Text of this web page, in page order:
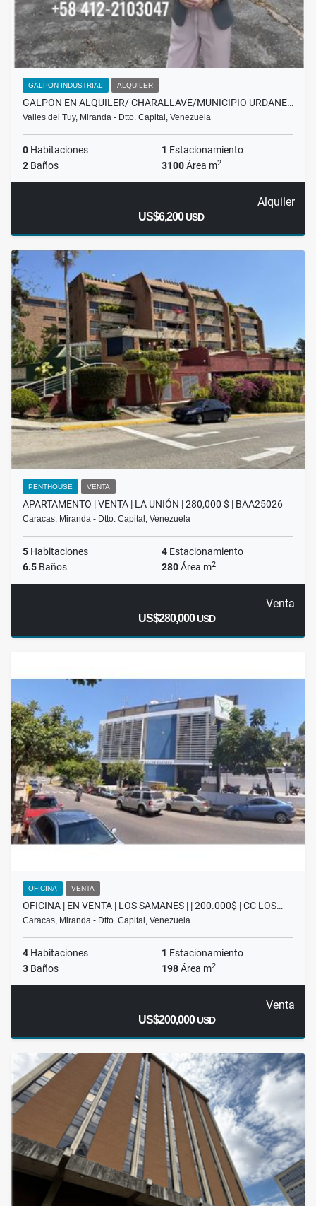
GALPON INDUSTRIAL ALQUILER
GALPON EN ALQUILER/ CHARALLAVE/MUNICIPIO URDANE…
Valles del Tuy, Miranda - Dtto. Capital, Venezuela
0 Habitaciones 1 Estacionamiento
2 Baños 3100Área m2
Alquiler
US$6,200USD
PENTHOUSE VENTA
APARTAMENTO | VENTA | LA UNIÓN | 280,000 $ | BAA25026
Caracas, Miranda - Dtto. Capital, Venezuela
5 Habitaciones 4 Estacionamiento
6.5 Baños 280Área m2
Venta
US$280,000USD
OFICINA VENTA
OFICINA | EN VENTA | LOS SAMANES | | 200.000$ | CC LOS…
Caracas, Miranda - Dtto. Capital, Venezuela
4 Habitaciones 1 Estacionamiento
3 Baños 198Área m2
Venta
US$200,000USD